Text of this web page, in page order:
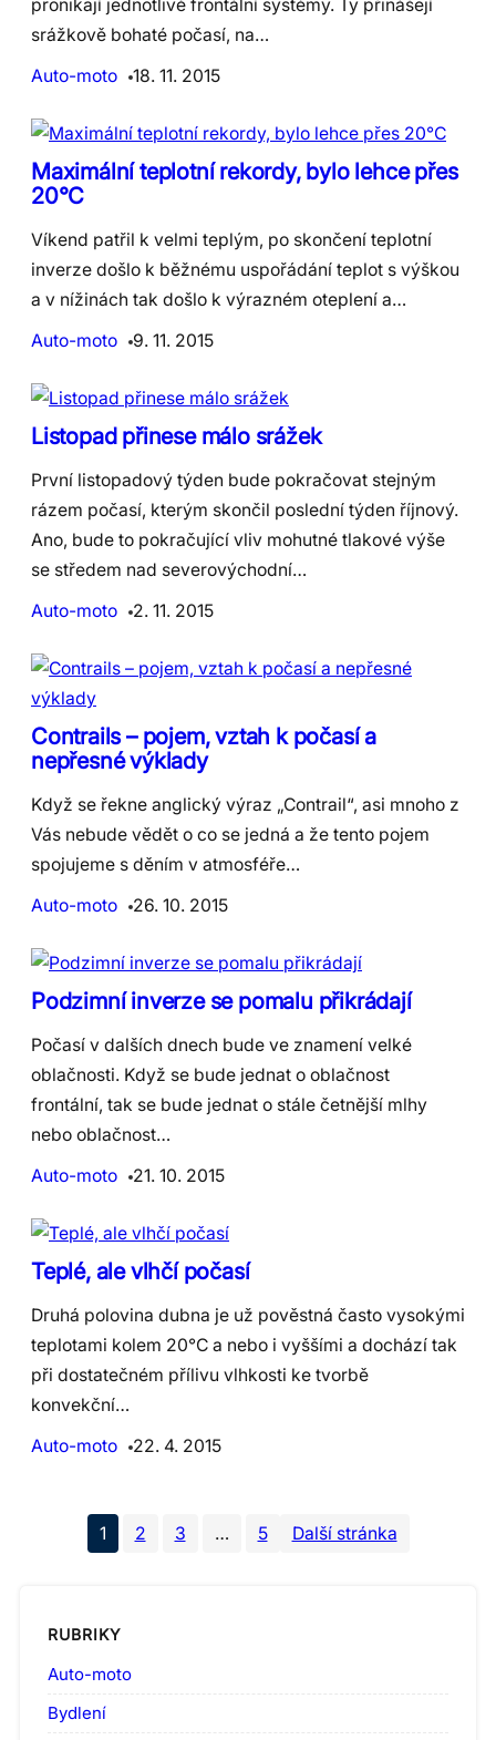
pronikají jednotlivé frontální systémy. Ty přinášejí
srážkově bohaté počasí, na…
Auto-moto
18. 11. 2015
Maximální teplotní rekordy, bylo lehce přes
20°C
Víkend patřil k velmi teplým, po skončení teplotní
inverze došlo k běžnému uspořádání teplot s výškou
a v nížinách tak došlo k výrazném oteplení a…
Auto-moto
9. 11. 2015
Listopad přinese málo srážek
První listopadový týden bude pokračovat stejným
rázem počasí, kterým skončil poslední týden říjnový.
Ano, bude to pokračující vliv mohutné tlakové výše
se středem nad severovýchodní…
Auto-moto
2. 11. 2015
Contrails – pojem, vztah k počasí a
nepřesné výklady
Když se řekne anglický výraz „Contrail“, asi mnoho z
Vás nebude vědět o co se jedná a že tento pojem
spojujeme s děním v atmosféře…
Auto-moto
26. 10. 2015
Podzimní inverze se pomalu přikrádají
Počasí v dalších dnech bude ve znamení velké
oblačnosti. Když se bude jednat o oblačnost
frontální, tak se bude jednat o stále četnější mlhy
nebo oblačnost…
Auto-moto
21. 10. 2015
Teplé, ale vlhčí počasí
Druhá polovina dubna je už pověstná často vysokými
teplotami kolem 20°C a nebo i vyššími a dochází tak
při dostatečném přílivu vlhkosti ke tvorbě
konvekční…
Auto-moto
22. 4. 2015
1 2 3 … 5 Další stránka
RUBRIKY
Auto-moto
Bydlení